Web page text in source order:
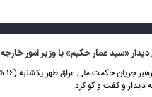
«سید عمار حکیم» با وزیر امور خارجه
دیدار و گفت و گو کرد.